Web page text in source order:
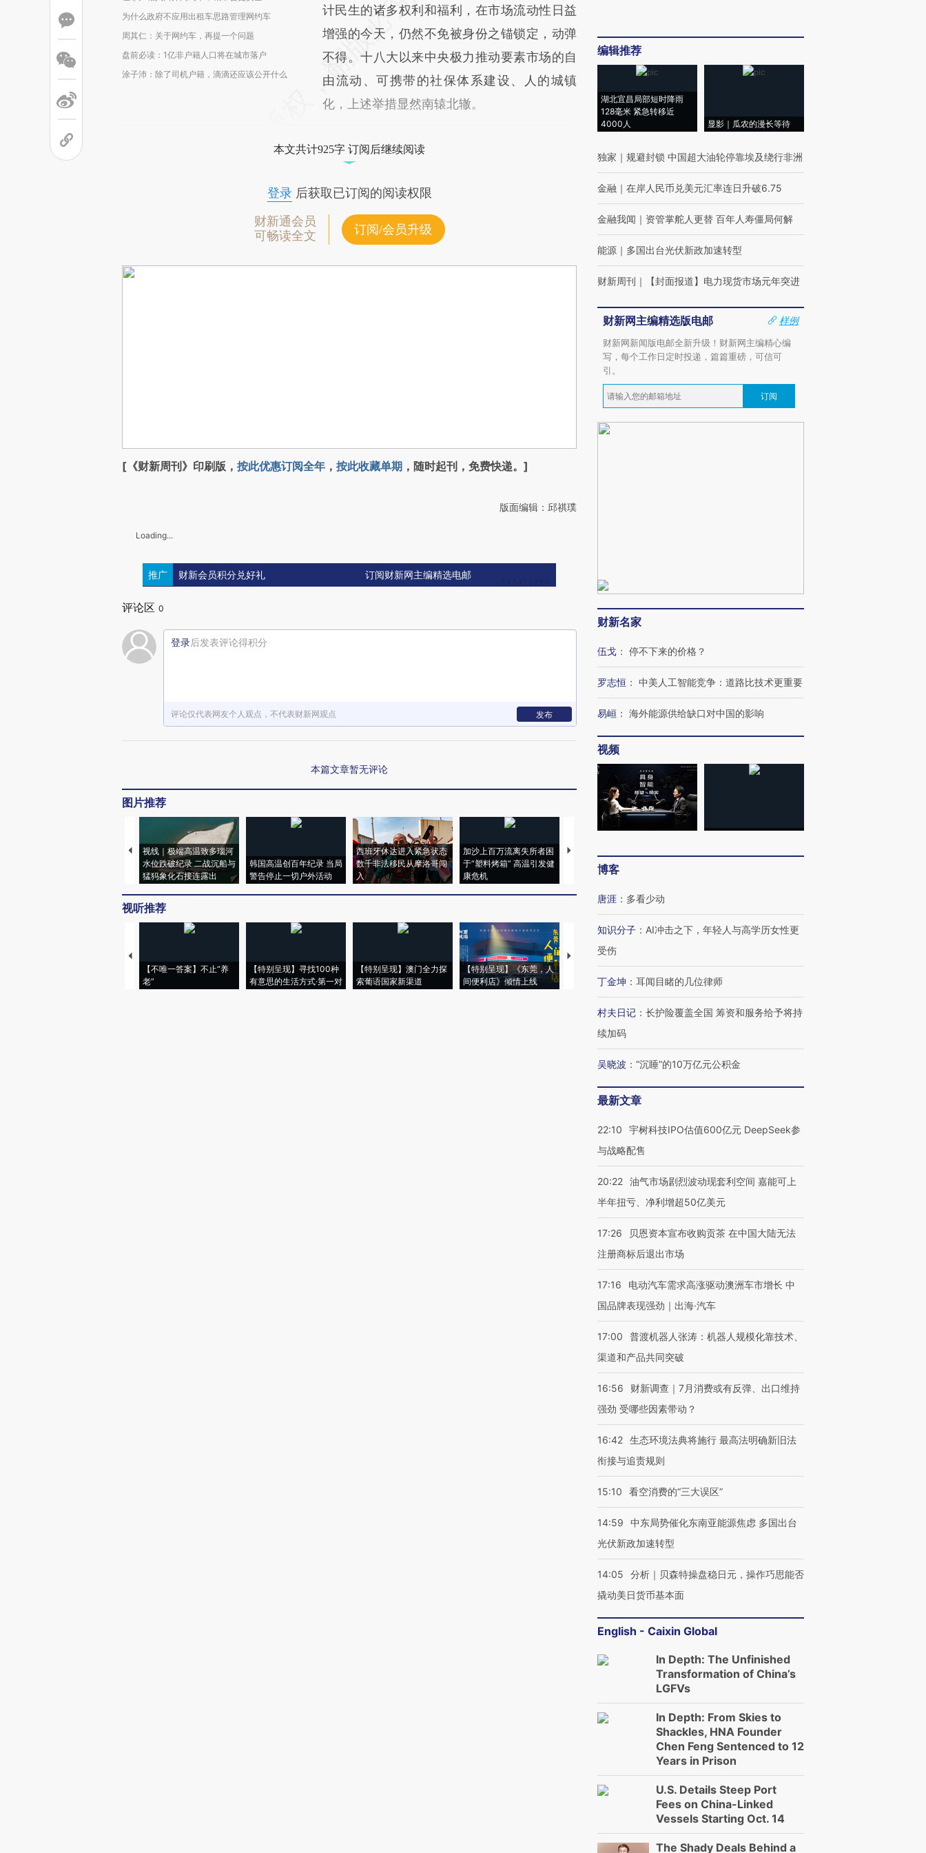
为什么政府不应用出租车思路管理网约车
周其仁：关于网约车，再提一个问题
盘前必读：1亿非户籍人口将在城市落户
涂子沛：除了司机户籍，滴滴还应该公开什么
计民生的诸多权利和福利，在市场流动性日益
增强的今天，仍然不免被身份之锚锁定，动弹
不得。十八大以来中央极力推动要素市场的自
由流动、可携带的社保体系建设、人的城镇
化，上述举措显然南辕北辙。
本文共计925字 订阅后继续阅读
登录后获取已订阅的阅读权限
财新通会员
可畅读全文
订阅/会员升级
[《财新周刊》印刷版， 按此优惠订阅全年 ， 按此收藏单期 ，随时起刊，免费快递。]
版面编辑：邱祺璞
Loading...
推广 财新会员积分兑好礼 订阅财新网主编精选电邮
评论区 0
登录后发表评论得积分
评论仅代表网友个人观点，不代表财新网观点 发布
本篇文章暂无评论
图片推荐
视线｜极端高温致多瑙河
水位跌破纪录 二战沉船与
猛犸象化石接连露出
韩国高温创百年纪录 当局
警告停止一切户外活动
西班牙休达进入紧急状态
数千非法移民从摩洛哥闯
入
加沙上百万流离失所者困
于“塑料烤箱” 高温引发健
康危机
视线｜HYROX的吸金
术：是什么让中产们甘
心“花钱找虐”？
视听推荐
【不唯一答案】不止“养
老”
【特别呈现】寻找100种
有意思的生活方式·第一对
【特别呈现】澳门全力探
索葡语国家新渠道
【特别呈现】《东莞，人
间便利店》倾情上线
【推广】走进第四届链博
会，让数智科技“链”接产
【特别呈现】寻找100种
有意思的生活方式·第三对
CFO：不靠规模取胜，华
编辑推荐
湖北宜昌局部短时降雨
128毫米 紧急转移近
4000人
显影｜瓜农的漫长等待
独家 ｜ 规避封锁 中国超大油轮停靠埃及绕行非洲
金融 ｜ 在岸人民币兑美元汇率连日升破6.75
金融我闻 ｜ 资管掌舵人更替 百年人寿僵局何解
能源 ｜ 多国出台光伏新政加速转型
财新周刊 ｜ 【封面报道】电力现货市场元年突进
财新网主编精选版电邮
样例
财新网新闻版电邮全新升级！财新网主编精心编
写，每个工作日定时投递，篇篇重磅，可信可
引。
订阅
财新名家
伍戈 ： 停不下来的价格？
罗志恒 ： 中美人工智能竞争：道路比技术更重要
易峘 ： 海外能源供给缺口对中国的影响
视频
博客
唐涯 ： 多看少动
知识分子 ： AI冲击之下，年轻人与高学历女性更
受伤
丁金坤 ： 耳闻目睹的几位律师
村夫日记 ： 长护险覆盖全国 筹资和服务给予将持
续加码
吴晓波 ： “沉睡”的10万亿元公积金
最新文章
22:10
宇树科技IPO估值600亿元 DeepSeek参
与战略配售
20:22 油气市场剧烈波动现套利空间 嘉能可上
半年扭亏、净利增超50亿美元
17:26
贝恩资本宣布收购贡茶 在中国大陆无法
注册商标后退出市场
17:16
电动汽车需求高涨驱动澳洲车市增长 中
国品牌表现强劲｜出海·汽车
17:00
普渡机器人张涛：机器人规模化靠技术、
渠道和产品共同突破
16:56
财新调查｜7月消费或有反弹、出口维持
强劲 受哪些因素带动？
16:42 生态环境法典将施行 最高法明确新旧法
衔接与追责规则
15:10 看空消费的“三大误区”
14:59
中东局势催化东南亚能源焦虑 多国出台
光伏新政加速转型
14:05
分析｜贝森特操盘稳日元，操作巧思能否
撬动美日货币基本面
English - Caixin Global
In Depth: The Unfinished
Transformation of China’s
LGFVs
In Depth: From Skies to
Shackles, HNA Founder
Chen Feng Sentenced to 12
Years in Prison
U.S. Details Steep Port
Fees on China-Linked
Vessels Starting Oct. 14
The Shady Deals Behind a